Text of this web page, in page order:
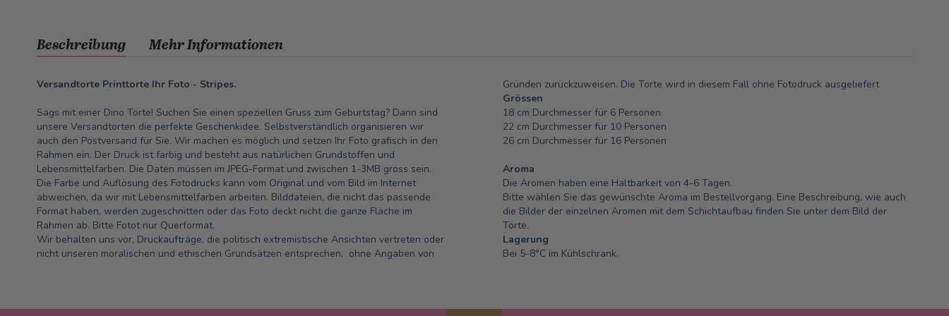
Beschreibung
Versandtorte Printtorte Ihr Foto - Stripes.
Sags mit einer Dino Torte! Suchen Sie einen speziellen Gruss zum Geburtstag? Dann sind
unsere Versandtorten die perfekte Geschenkidee. Selbstverständlich organisieren wir
auch den Postversand für Sie. Wir machen es möglich und setzen Ihr Foto grafisch in den
Rahmen ein. Der Druck ist farbig und besteht aus natürlichen Grundstoffen und
Lebensmittelfarben. Die Daten müssen im JPEG-Format und zwischen 1-3MB gross sein.
Die Farbe und Auflösung des Fotodrucks kann vom Original und vom Bild im Internet
abweichen, da wir mit Lebensmittelfarben arbeiten. Bilddateien, die nicht das passende
Format haben, werden zugeschnitten oder das Foto deckt nicht die ganze Fläche im
Rahmen ab. Bitte Fotot nur Querformat.
Wir behalten uns vor, Druckaufträge, die politisch extremistische Ansichten vertreten oder
nicht unseren moralischen und ethischen Grundsätzen entsprechen, ohne Angaben von
Gründen zurückzuweisen. Die Torte wird in diesem Fall ohne Fotodruck ausgeliefert
Grössen
18 cm Durchmesser für 6 Personen
22 cm Durchmesser für 10 Personen
26 cm Durchmesser für 16 Personen
Aroma
Die Aromen haben eine Haltbarkeit von 4-6 Tagen.
Bitte wählen Sie das gewünschte Aroma im Bestellvorgang. Eine Beschreibung, wie auch
die Bilder der einzelnen Aromen mit dem Schichtaufbau finden Sie unter dem Bild der
Torte.
Lagerung
Bei 5-8°C im Kühlschrank.
Mehr Informationen